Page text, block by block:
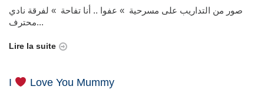
صور من التداريب على مسرحية » عفوا .. أنا تفاحة » لفرقة نادي
محترف...
Lire la suite
I Love You Mummy